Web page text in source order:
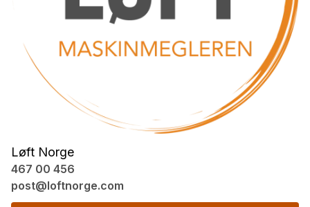
Løft Norge
467 00 456
post@loftnorge.com